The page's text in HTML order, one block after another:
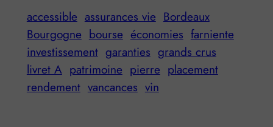
accessible assurances vie Bordeaux
Bourgogne bourse économies farniente
investissement garanties grands crus
livret A patrimoine pierre placement
rendement vancances vin